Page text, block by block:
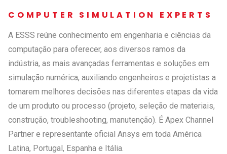
COMPUTER SIMULATION EXPERTS
A ESSS reúne conhecimento em engenharia e ciências da
computação para oferecer, aos diversos ramos da
indústria, as mais avançadas ferramentas e soluções em
simulação numérica, auxiliando engenheiros e projetistas a
tomarem melhores decisões nas diferentes etapas da vida
de um produto ou processo (projeto, seleção de materiais,
construção, troubleshooting, manutenção). É Apex Channel
Partner e representante oficial Ansys em toda América
Latina, Portugal, Espanha e Itália.